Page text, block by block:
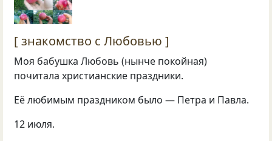
[ знакомство с Любовью ]
Моя бабушка Любовь (нынче покойная)
почитала христианские праздники.
Её любимым праздником было — Петра и Павла.
12 июля.